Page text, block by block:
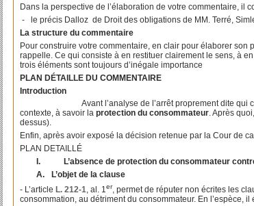
Dans la perspective de l’élaboration de votre commentaire, il
-
le précis Dalloz de Droit des obligations de MM. Terré,
La structure du commentaire
Pour construire votre commentaire, en clair pour élaborer son
rappelle. Ce qui consiste à en restituer clairement le sens, à
trois éléments sont toujours d’inégale importance
PLAN DÉTAILLE DU COMMENTAIRE
Introduction
Avant l’analyse de l’arrêt proprement dite
contexte, à savoir laprotection du consommateur. Après
dessus).
Enfin, après avoir exposé la décision retenue par la Cour de
PLAN DETAILLÉ
I.
L’absence de protection du consommateur
A.
L’objet de la clause
- L’articleL. 212-1 , al. 1er, permet de réputer non écrites les
consommation, au détriment du consommateur. En l’espèce,